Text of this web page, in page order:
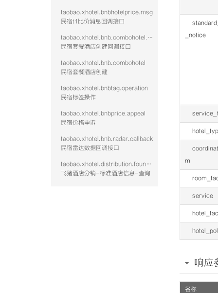
taobao.xhotel.bnbhotelprice.msg
民宿t1比价消息回调接口
taobao.xhotel.bnb.combohotel.callback
民宿套餐酒店创建回调接口
taobao.xhotel.bnb.combohotel
民宿套餐酒店创建
taobao.xhotel.bnbtag.operation
民宿标签操作
taobao.xhotel.bnbprice.appeal
民宿价格申诉
taobao.xhotel.bnb.radar.callback
民宿雷达数据回调接口
taobao.xhotel.distribution.foundation.hotel.query
飞猪酒店分销-标准酒店信息-查询
_notice
m
service
响应
名称